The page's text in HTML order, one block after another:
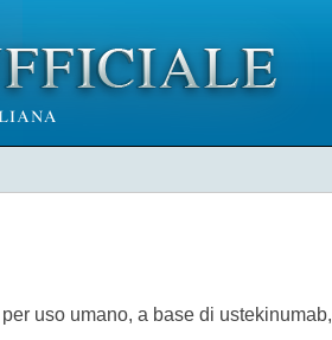
uso umano, a base di ustekinumab,